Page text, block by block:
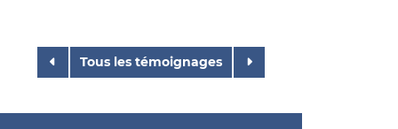
Tous les témoignages